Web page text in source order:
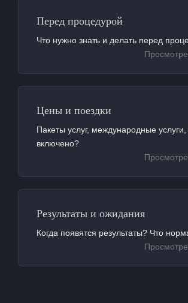
Перед процедурой
Что нужно знать и делать перед
Цены и поездки
Пакеты услуг, международные услуги,
включено?
Результаты и ожидания
Когда появятся результаты? Что